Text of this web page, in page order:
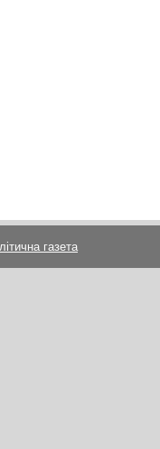
газета